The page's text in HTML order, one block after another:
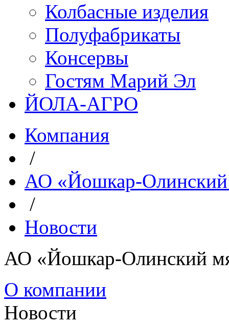
Колбасные изделия
Полуфабрикаты
Консервы
Гостям Марий Эл
ЙОЛА-АГРО
Компания
/
АО «Йошкар-Олинский
/
Новости
АО «Йошкар-Олинский
О компании
Новости